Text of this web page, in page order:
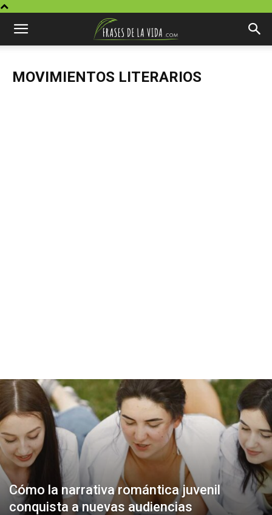
MOVIMIENTOS LITERARIOS
Cómo la narrativa romántica juvenil
conquista a nuevas audiencias